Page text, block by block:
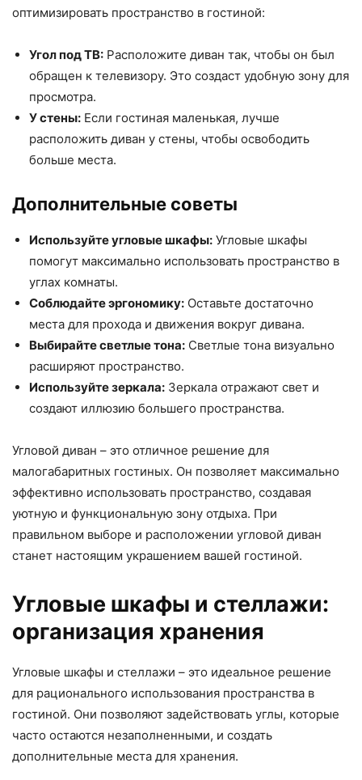
оптимизировать пространство в гостиной:
Угол под ТВ: Расположите диван так, чтобы он был
обращен к телевизору. Это создаст удобную зону для
просмотра.
У стены: Если гостиная маленькая, лучше
расположить диван у стены, чтобы освободить
больше места.
Дополнительные советы
Используйте угловые шкафы: Угловые шкафы
помогут максимально использовать пространство в
углах комнаты.
Соблюдайте эргономику: Оставьте достаточно
места для прохода и движения вокруг дивана.
Выбирайте светлые тона: Светлые тона визуально
расширяют пространство.
Используйте зеркала: Зеркала отражают свет и
создают иллюзию большего пространства.
Угловой диван – это отличное решение для
малогабаритных гостиных. Он позволяет максимально
эффективно использовать пространство, создавая
уютную и функциональную зону отдыха. При
правильном выборе и расположении угловой диван
станет настоящим украшением вашей гостиной.
Угловые шкафы и стеллажи:
организация хранения
Угловые шкафы и стеллажи – это идеальное решение
для рационального использования пространства в
гостиной. Они позволяют задействовать углы, которые
часто остаются незаполненными, и создать
дополнительные места для хранения.